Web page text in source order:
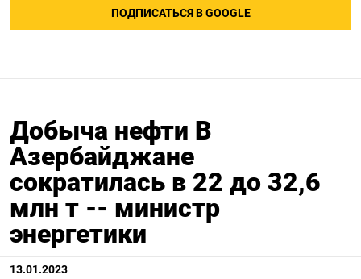
ПОДПИСАТЬСЯ В GOOGLE
Добыча нефти В
Азербайджане
сократилась в 22 до 32,6
млн т -- министр
энергетики
13.01.2023